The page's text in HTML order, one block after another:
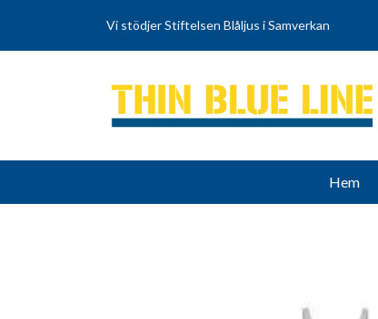
Vi stödjer Stiftelsen Blåljus i Samverkan
Hem